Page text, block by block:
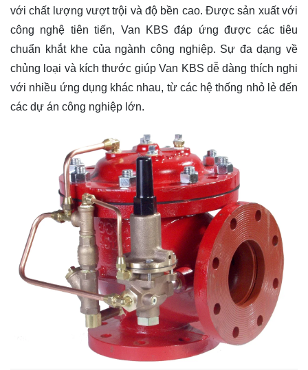
với chất lượng vượt trội và độ bền cao. Được sản xuất với
công nghệ tiên tiến, Van KBS đáp ứng được các tiêu
chuẩn khắt khe của ngành công nghiệp. Sự đa dạng về
chủng loại và kích thước giúp Van KBS dễ dàng thích nghi
với nhiều ứng dụng khác nhau, từ các hệ thống nhỏ lẻ đến
các dự án công nghiệp lớn.